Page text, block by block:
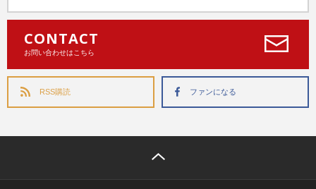
CONTACT
お問い合わせはこちら
RSS購読 ファンになる